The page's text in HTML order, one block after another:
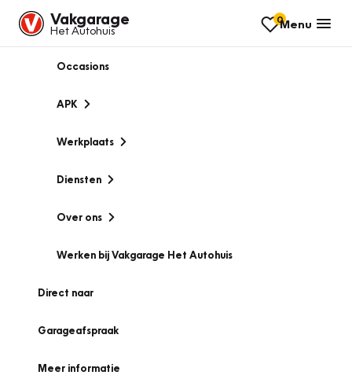
Vakgarage
Het Autohuis
0Menu
Occasions
APK
Werkplaats
Diensten
Over ons
Werken bij Vakgarage Het Autohuis
Direct naar
Garageafspraak
Meer informatie